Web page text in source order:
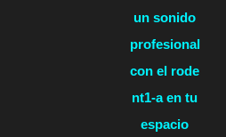
un sonido
profesional
con el rode
nt1-a en tu
espacio